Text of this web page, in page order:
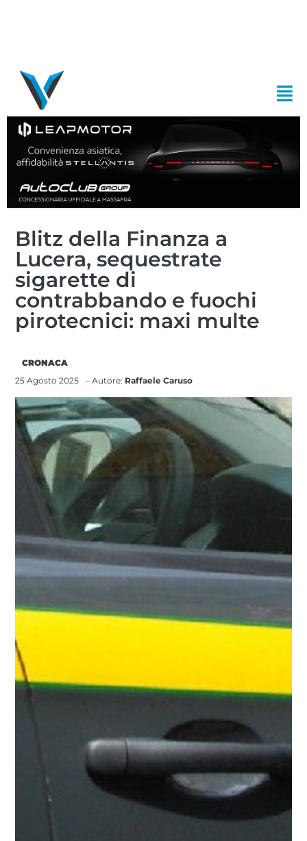
Blitz della Finanza a
Lucera, sequestrate
sigarette di
contrabbando e fuochi
pirotecnici: maxi multe
CRONACA
25 Agosto 2025
– Autore: Raffaele Caruso